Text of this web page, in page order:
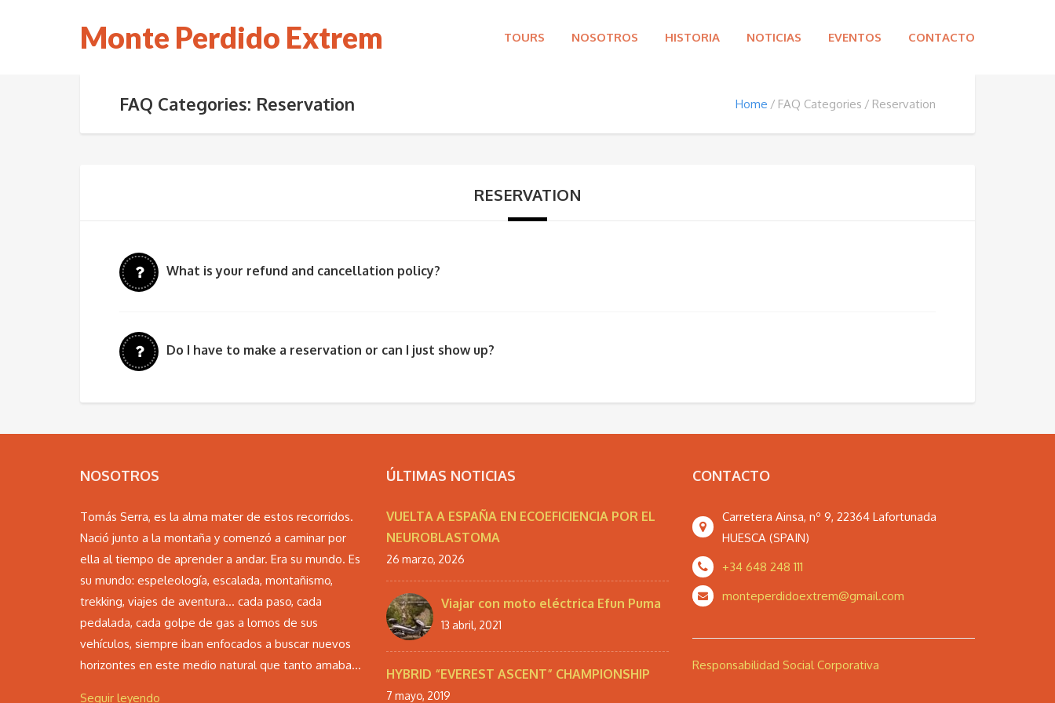
Monte Perdido Extrem TOURS NOSOTROS HISTORIA NOTICIAS EVENTOS CONTACTO
FAQ Categories: Reservation Home FAQ Categories Reservation
RESERVATION
What is your refund and cancellation policy?
Do I have to make a reservation or can I just show up?
NOSOTROS
Tomás Serra, es la alma mater de estos recorridos.
Nació junto a la montaña y comenzó a caminar por
ella al tiempo de aprender a andar. Era su mundo. Es
su mundo: espeleología, escalada, montañismo,
trekking, viajes de aventura… cada paso, cada
pedalada, cada golpe de gas a lomos de sus
vehículos, siempre iban enfocados a buscar nuevos
horizontes en este medio natural que tanto amaba...
Seguir leyendo
ÚLTIMAS NOTICIAS
VUELTA A ESPAÑA EN ECOEFICIENCIA POR EL
NEUROBLASTOMA
26 marzo, 2026
Viajar con moto eléctrica Efun Puma
13 abril, 2021
HYBRID “EVEREST ASCENT” CHAMPIONSHIP
7 mayo, 2019
CONTACTO
Carretera Ainsa, nº 9, 22364 Lafortunada
HUESCA (SPAIN)
+34 648 248 111
monteperdidoextrem@gmail.com
Responsabilidad Social Corporativa